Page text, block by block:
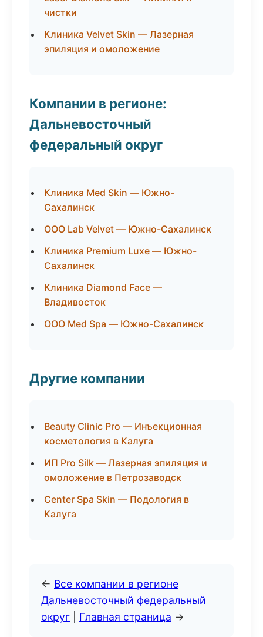
чистки
Клиника Velvet Skin — Лазерная
эпиляция и омоложение
Компании в регионе:
Дальневосточный
федеральный округ
Клиника Med Skin — Южно-
Сахалинск
ООО Lab Velvet — Южно-Сахалинск
Клиника Premium Luxe — Южно-
Сахалинск
Клиника Diamond Face —
Владивосток
ООО Med Spa — Южно-Сахалинск
Другие компании
Beauty Clinic Pro — Инъекционная
косметология в Калуга
ИП Pro Silk — Лазерная эпиляция и
омоложение в Петрозаводск
Center Spa Skin — Подология в
Калуга
← Все компании в регионе
Дальневосточный федеральный
округ
Главная страница →